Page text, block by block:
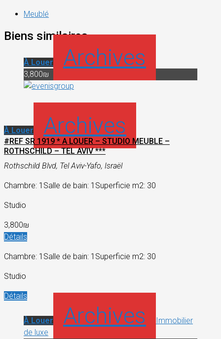
Meublé
Biens similaires
À Louer Archives
3,800₪
À Louer Archives
#REF SR 1919 * A LOUER – STUDIO MEUBLE –
ROTHSCHILD – TEL AVIV ***
Rothschild Blvd, Tel Aviv-Yafo, Israël
Chambre: 1 Salle de bain: 1 Superficie m2: 30
Studio
3,800₪
Détails
Chambre: 1 Salle de bain: 1 Superficie m2: 30
Studio
Détails
À Louer Archives
Immobilier
de luxe